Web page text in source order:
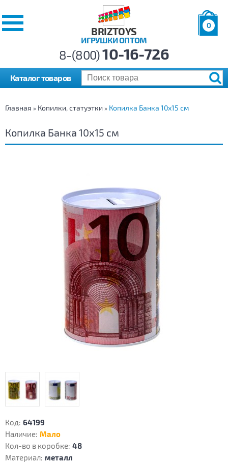
BRIZTOYS
ИГРУШКИ ОПТОМ
0
р.
8-(800)10-16-726
Каталог товаров
Главная » Копилки, статуэтки » Копилка Банка 10х15 см
Копилка Банка 10х15 см
Код: 64199
Наличие: Мало
Кол-во в коробке: 48
Материал: металл